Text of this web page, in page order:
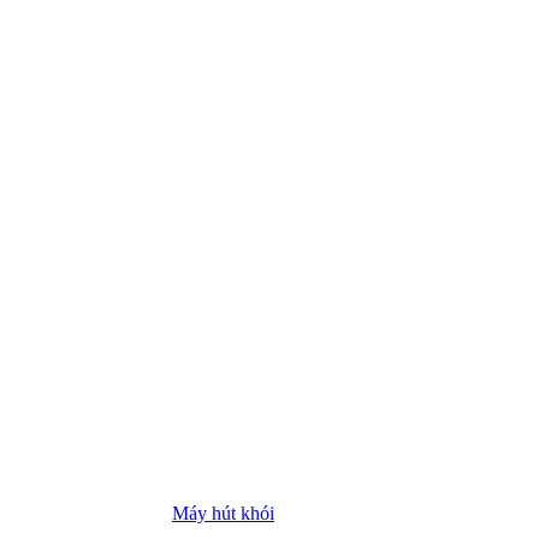
Máy hút khói